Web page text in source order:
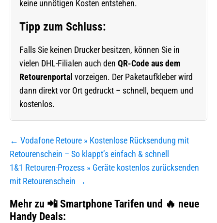
keine unnötigen Kosten entstehen.
Tipp zum Schluss:
Falls Sie keinen Drucker besitzen, können Sie in
vielen DHL-Filialen auch den QR-Code aus dem
Retourenportal vorzeigen. Der Paketaufkleber wird
dann direkt vor Ort gedruckt – schnell, bequem und
kostenlos.
Beitragsnavigation
← Vodafone Retoure » Kostenlose Rücksendung mit
Retourenschein – So klappt’s einfach & schnell
1&1 Retouren-Prozess » Geräte kostenlos zurücksenden
mit Retourenschein →
Mehr zu 📲 Smartphone Tarifen und 🔥 neue
Handy Deals: